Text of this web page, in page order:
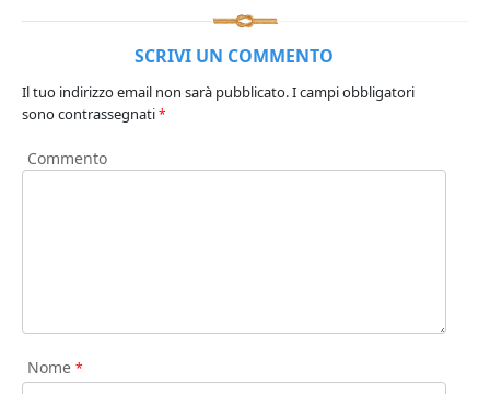
SCRIVI UN COMMENTO
Il tuo indirizzo email non sarà pubblicato.I campi obbligatori
sono contrassegnati*
Commento
Nome *